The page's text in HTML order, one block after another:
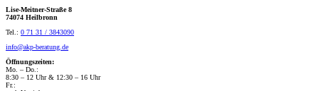
Lise-Meitner-Straße 8
74074 Heilbronn
Tel.: 0 71 31 / 3843090
info@akp-beratung.de
Öffnungszeiten:
Mo. – Do.:
8:30 – 12 Uhr & 12:30 – 16 Uhr
Fr.: